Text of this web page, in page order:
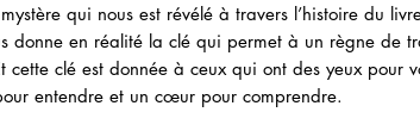
mystère qui nous est révélé à travers l’histoire du
donne en réalité la clé qui permet à un règne de
cette clé est donnée à ceux qui ont des yeux pour
entendre et un cœur pour comprendre.